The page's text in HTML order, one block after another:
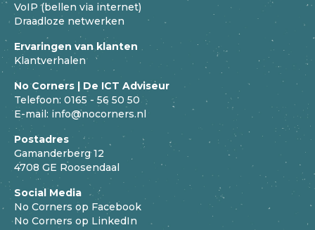
VoIP (bellen via internet)
Draadloze netwerken
Ervaringen van klanten
Klantverhalen
No Corners | De ICT Adviseur
Telefoon: 0165 - 56 50 50
E-mail: info@nocorners.nl
Postadres
Gamanderberg 12
4708 GE Roosendaal
Social Media
No Corners op Facebook
No Corners op LinkedIn